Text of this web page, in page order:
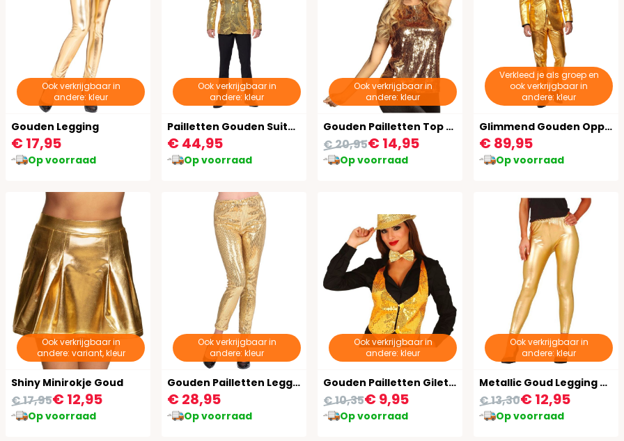
Ook verkrijgbaar in
andere: kleur
Gouden Legging
€ 17,95
Op voorraad
Ook verkrijgbaar in
andere: kleur
Pailletten Gouden Suitmeister Blazer
€ 44,95
Op voorraad
Ook verkrijgbaar in
andere: kleur
Gouden Pailletten Top Dames
€ 14,95
€ 20,95
Op voorraad
Verkleed je als groep en
ook verkrijgbaar in
andere: kleur
Glimmend Gouden Opposuits Kostuum
€ 89,95
Op voorraad
Ook verkrijgbaar in
andere: variant, kleur
Shiny Minirokje Goud
€ 12,95
€ 17,95
Op voorraad
Ook verkrijgbaar in
andere: kleur
Gouden Pailletten Legging
€ 28,95
Op voorraad
Ook verkrijgbaar in
andere: kleur
Gouden Pailletten Gilet Dames
€ 9,95
€ 10,35
Op voorraad
Ook verkrijgbaar in
andere: kleur
Metallic Goud Legging Dames
€ 12,95
€ 13,30
Op voorraad